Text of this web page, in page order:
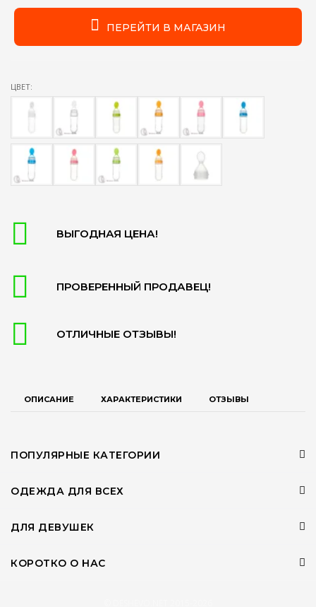
ПЕРЕЙТИ В МАГАЗИН
ЦВЕТ:
ВЫГОДНАЯ ЦЕНА!
ПРОВЕРЕННЫЙ ПРОДАВЕЦ!
ОТЛИЧНЫЕ ОТЗЫВЫ!
ОПИСАНИЕ ХАРАКТЕРИСТИКИ ОТЗЫВЫ
ПОПУЛЯРНЫЕ КАТЕГОРИИ
ОДЕЖДА ДЛЯ ВСЕХ
ДЛЯ ДЕВУШЕК
КОРОТКО О НАС